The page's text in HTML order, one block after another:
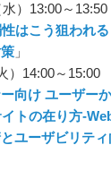
update-
update-
update-
）13:00～13:50
はこう狙われ
」
）14:00～15:00
向け ユーザー
トの在り方-
ユーザビリテ